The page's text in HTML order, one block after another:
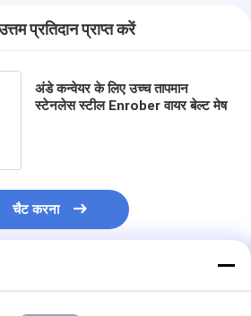
प्रतिदान प्राप्त करें
अंडे कन्वेयर के लिए उच्च तापमान
स्टेनलेस स्टील Enrober वायर बेल्ट मेष
चैट करना